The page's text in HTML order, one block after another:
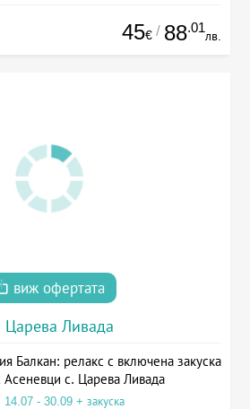
45€ / 88.01
лв.
виж офертата
Царева Ливада
Балкан: релакс с включена закуска
Асеневци с. Царева Ливада
14.07 - 30.09 + закуска